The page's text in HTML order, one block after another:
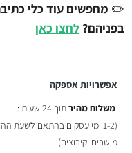
אפשרויות אספקה
משלוח מהירתוך 24 שעות :
(1-2 ימי עסקים בהתאם לשעת ההזמנה)
מושבים וקיבוצים)
✏️ מחפשים עוד כלי
בפניהם? לחצו כאן